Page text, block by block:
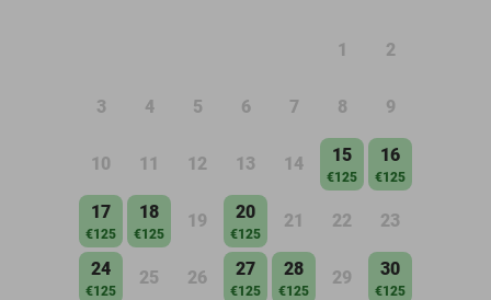
1 2
3 4 5 6 7 8 9
10 11 12 13 14 15
€125
16
€125
17
€125
18
€125
19 20
€125
21 22 23
24
€125
25 26 27
€125
28
€125
29 30
€125